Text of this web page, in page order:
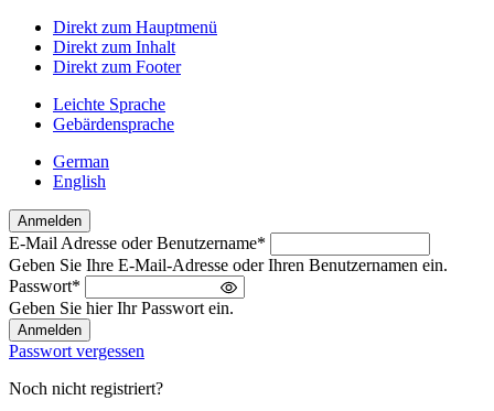
Direkt zum Hauptmenü
Direkt zum Inhalt
Direkt zum Footer
Leichte Sprache
Gebärdensprache
German
English
Anmelden
Willkommen
zurück!
Bitte
melden
Sie
sich
an
E-Mail Adresse oder Benutzername*
Geben Sie Ihre E-Mail-Adresse oder Ihren Benutzernamen ein.
Passwort*
Geben Sie hier Ihr Passwort ein.
Passwort vergessen
Noch nicht registriert?